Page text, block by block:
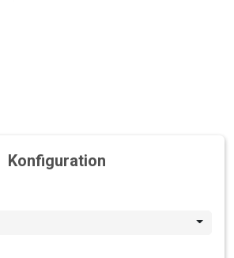
Konfiguration